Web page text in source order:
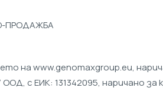
ПРОДАЖБА
на www.genomaxgroup.eu,
с ЕИК: 131342095, наричано